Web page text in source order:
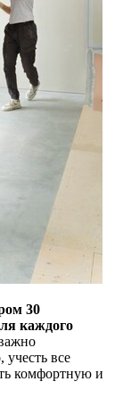
30
каждого
учесть все
комфортную и